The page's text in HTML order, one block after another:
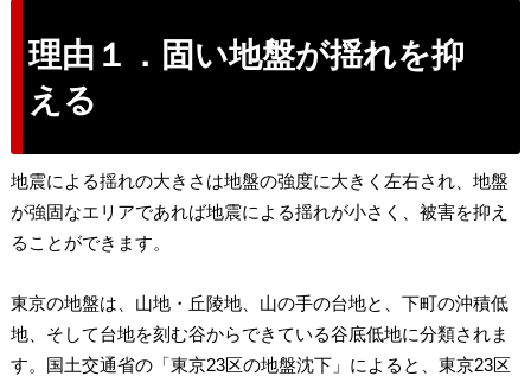
理由１．固い地盤が揺れを抑
える
地震による揺れの大きさは地盤の強度に大きく左右され、地盤
が強固なエリアであれば地震による揺れが小さく、被害を抑え
ることができます。
東京の地盤は、山地・丘陵地、山の手の台地と、下町の沖積低
地、そして台地を刻む谷からできている谷底低地に分類されま
す。国土交通省の「東京23区の地盤沈下」によると、東京23区